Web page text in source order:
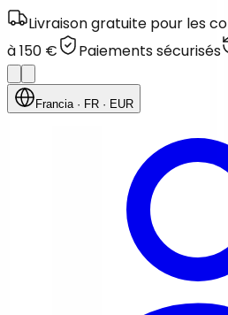
Livraison gratuite pour les
à 150 €
Paiements sécurisés
Francia· FR · EUR